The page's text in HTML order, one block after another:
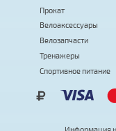
Прокат
Велоаксессуары
Велозапчасти
Тренажеры
Спортивное питание